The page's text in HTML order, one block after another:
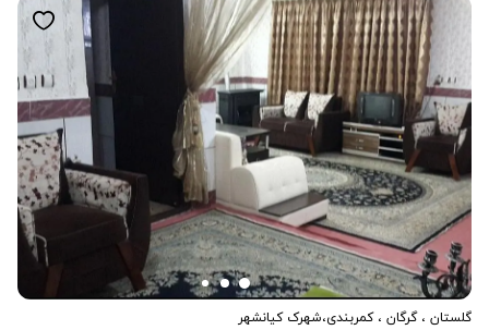
گلستان ،گرگان ، کمربندی،‌شهرک کیانشهر